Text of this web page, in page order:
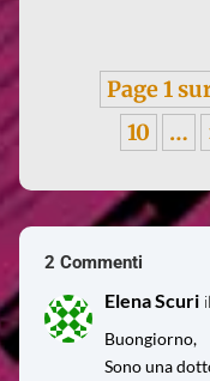
Page 1
10
…
2 Commenti
Elena Scuri
Buongiorno,
Sono una